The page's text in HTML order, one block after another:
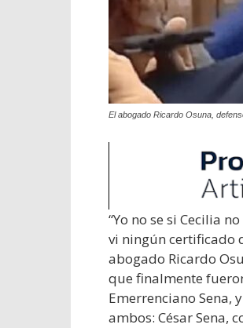
El abogado Ricardo Osuna,
“Yo no se si Cecilia
vi ningún certificado
abogado Ricardo
que finalmente
Emerrenciano Sena,
ambos: César Sena,